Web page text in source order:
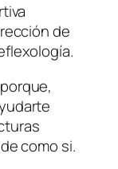
de
como si.